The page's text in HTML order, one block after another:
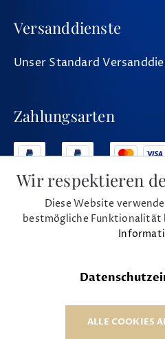
Versanddienste
Unser Standard
Zahlungsarten
Social Media
© 1975 - 2026 Musikhaus
Wir respektieren
Diese Website
bestmögliche Funktionalität
ALLE COOKIES